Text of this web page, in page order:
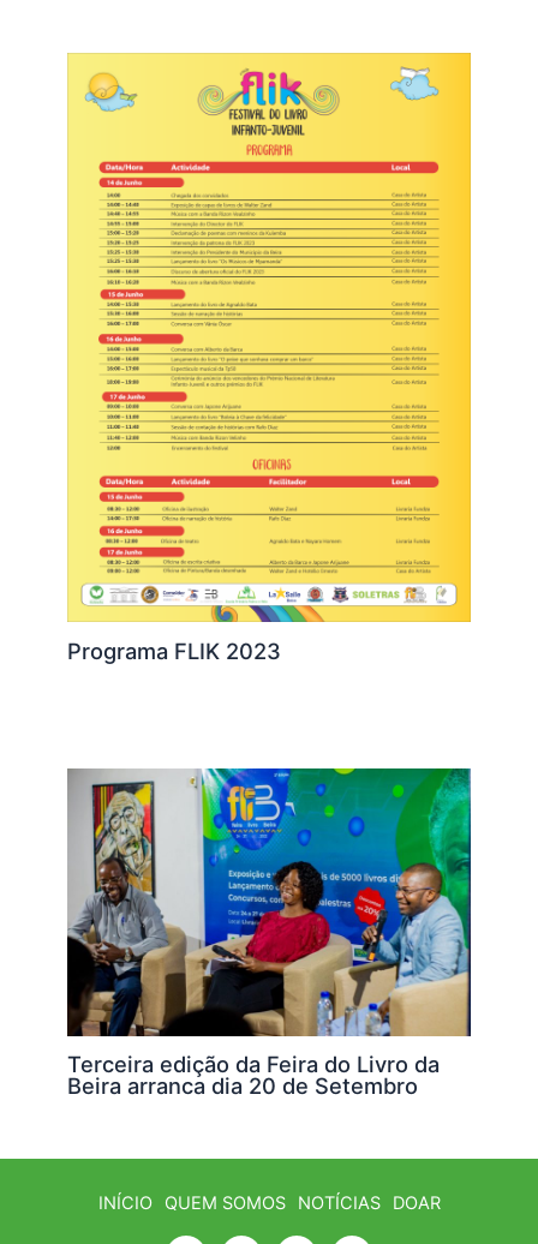
Programa FLIK 2023
Terceira edição da Feira do Livro da
Beira arranca dia 20 de Setembro
INÍCIO QUEM SOMOS NOTÍCIAS DOAR